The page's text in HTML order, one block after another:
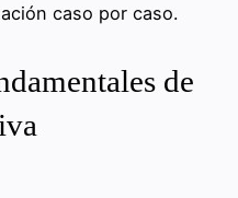
caso por caso.
de